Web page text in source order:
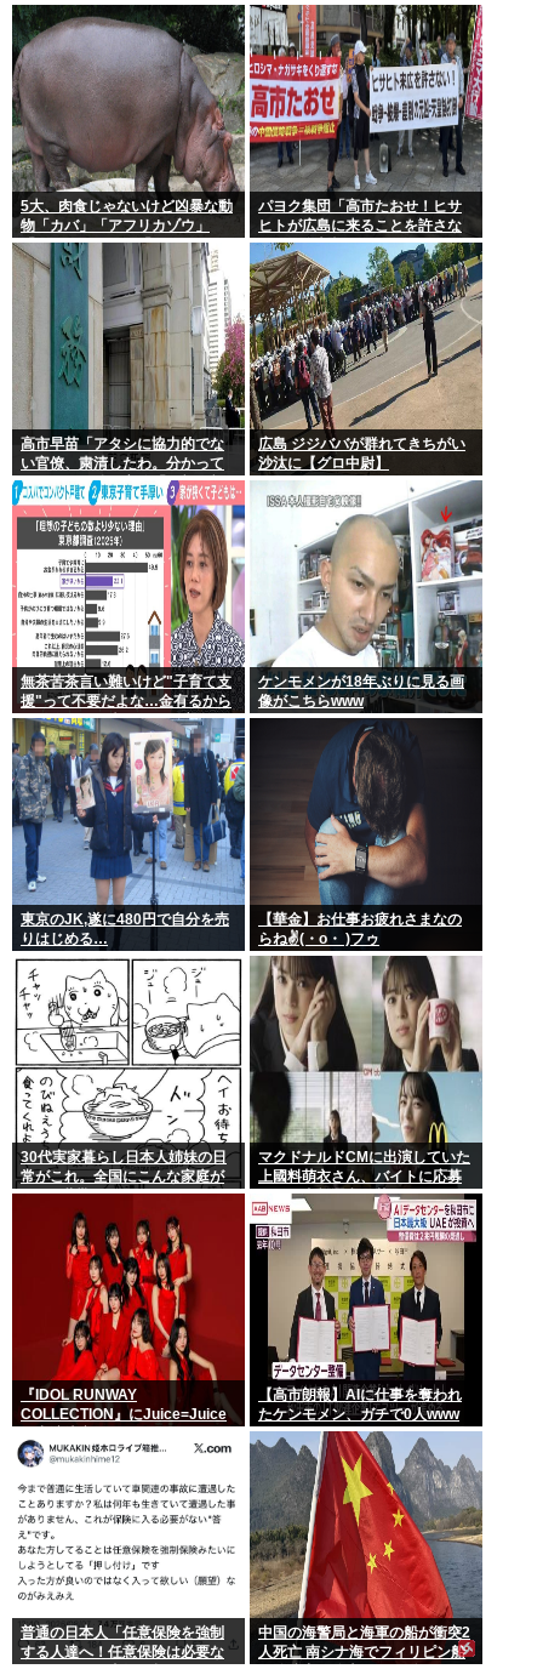
存在する理由 えずオ●ニーしてきた
5大、肉食じゃないけど凶暴な動
物「カバ」「アフリカゾウ」
「バッファロー」「コーカサス
オオカブト」
パヨク集団「高市たおせ！ヒサ
ヒトが広島に来ることを許さな
い！天皇制打倒！」
高市早苗「アタシに協力的でな
い官僚、粛清したわ。分かって
るわね？」他の官僚「(ブルブ
ル)」
広島 ジジババが群れてきちがい
沙汰に【グロ中尉】
無茶苦茶言い難いけど"子育て支
援"って不要だよな…金有るから
子供作ってる癖に更に政府から
たんまり金貰う屑だよ
ケンモメンが18年ぶりに見る画
像がこちらwww
東京のJK,遂に480円で自分を売
りはじめる…
【華金】お仕事お疲れさまなの
らね✌(・o・ )フゥ
30代実家暮らし日本人姉妹の日
常がこれ。全国にこんな家庭が
400万世帯ある。
マクドナルドCMに出演していた
上國料萌衣さん、バイトに応募
するも書類選考で落ちる
『IDOL RUNWAY
COLLECTION』にJuice=Juice
【高市朗報】AIに仕事を奪われ
たケンモメン、ガチで0人www
普通の日本人「任意保険を強制
する人達へ！任意保険は必要な
中国の海警局と海軍の船が衝突2
人死亡 南シナ海でフィリピン船